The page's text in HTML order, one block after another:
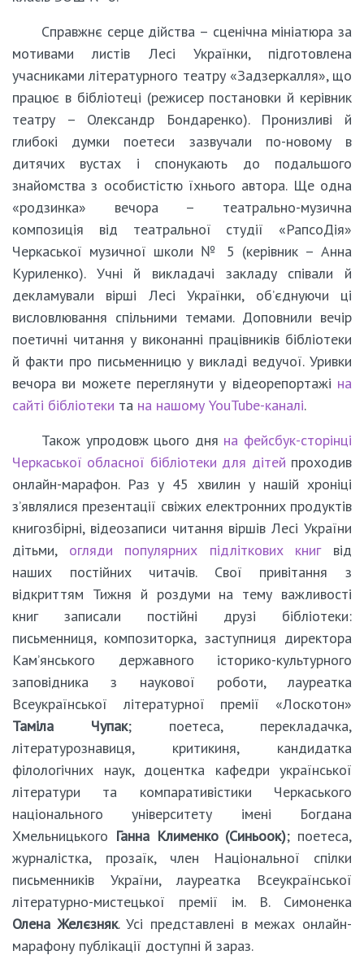
Справжнє серце дійства – сценічна мініатюра за
мотивами листів Лесі Українки, підготовлена
учасниками літературного театру «Задзеркалля», що
працює в бібліотеці (режисер постановки й керівник
театру – Олександр Бондаренко). Пронизливі й
глибокі думки поетеси зазвучали по-новому в
дитячих вустах і спонукають до подальшого
знайомства з особистістю їхнього автора. Ще одна
«родзинка» вечора – театрально-музична
композиція від театральної студії «РапсоДія»
Черкаської музичної школи № 5 (керівник – Анна
Куриленко). Учні й викладачі закладу співали й
декламували вірші Лесі Українки, об’єднуючи ці
висловлювання спільними темами. Доповнили вечір
поетичні читання у виконанні працівників бібліотеки
й факти про письменницю у викладі ведучої. Уривки
вечора ви можете переглянути у відеорепортажі на
сайті бібліотеки та на нашому YouTube-каналі.
Також упродовж цього дня на фейсбук-сторінці
Черкаської обласної бібліотеки для дітей проходив
онлайн-марафон. Раз у 45 хвилин у нашій хроніці
з’являлися презентації свіжих електронних продуктів
книгозбірні, відеозаписи читання віршів Лесі України
дітьми, огляди популярних підліткових книгвід
наших постійних читачів. Свої привітання з
відкриттям Тижня й роздуми на тему важливості
книг записали постійні друзі бібліотеки:
письменниця, композиторка, заступниця директора
Кам’янського державного історико-культурного
заповідника з наукової роботи, лауреатка
Всеукраїнської літературної премії «Лоскотон»
Таміла Чупак; поетеса, перекладачка,
літературознавиця, критикиня, кандидатка
філологічних наук, доцентка кафедри української
літератури та компаративістики Черкаського
національного університету імені Богдана
Хмельницького Ганна Клименко (Синьоок); поетеса,
журналістка, прозаїк, член Національної спілки
письменників України, лауреатка Всеукраїнської
літературно-мистецької премії ім. В. Симоненка
Олена Желєзняк. Усі представлені в межах онлайн-
марафону публікації доступні й зараз.